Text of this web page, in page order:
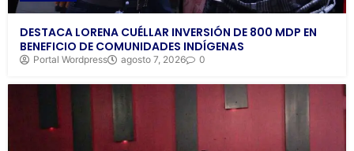
DESTACA LORENA CUÉLLAR INVERSIÓN DE 800 MDP EN
BENEFICIO DE COMUNIDADES INDÍGENAS
Portal Wordpress agosto 7, 2026 0